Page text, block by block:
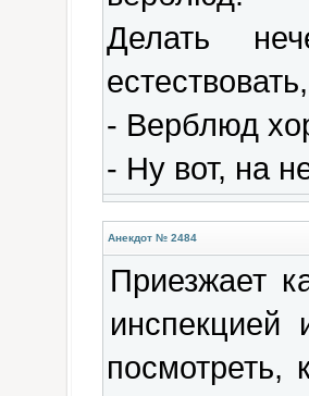
Делать
- Верблюд
- Ну вот, на
Анекдот № 2484
Приезжает
посмотреть,